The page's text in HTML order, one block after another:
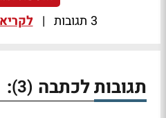
3 תגובות |
תגובות לכתבה (3)
: